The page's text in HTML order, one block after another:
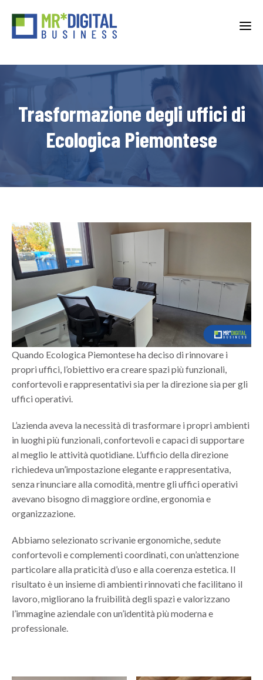
T
g
o
Trasformazione degli uffici di
Ecologica Piemontese
Quando Ecologica Piemontese ha deciso di rinnovare i
propri uffici, l’obiettivo era creare spazi più funzionali,
confortevoli e rappresentativi sia per la direzione sia per gli
uffici operativi.
L’azienda aveva la necessità di trasformare i propri ambienti
in luoghi più funzionali, confortevoli e capaci di supportare
al meglio le attività quotidiane. L’ufficio della direzione
richiedeva un’impostazione elegante e rappresentativa,
senza rinunciare alla comodità, mentre gli uffici operativi
avevano bisogno di maggiore ordine, ergonomia e
organizzazione.
Abbiamo selezionato scrivanie ergonomiche, sedute
confortevoli e complementi coordinati, con un’attenzione
particolare alla praticità d’uso e alla coerenza estetica. Il
risultato è un insieme di ambienti rinnovati che facilitano il
lavoro, migliorano la fruibilità degli spazi e valorizzano
l’immagine aziendale con un’identità più moderna e
professionale.